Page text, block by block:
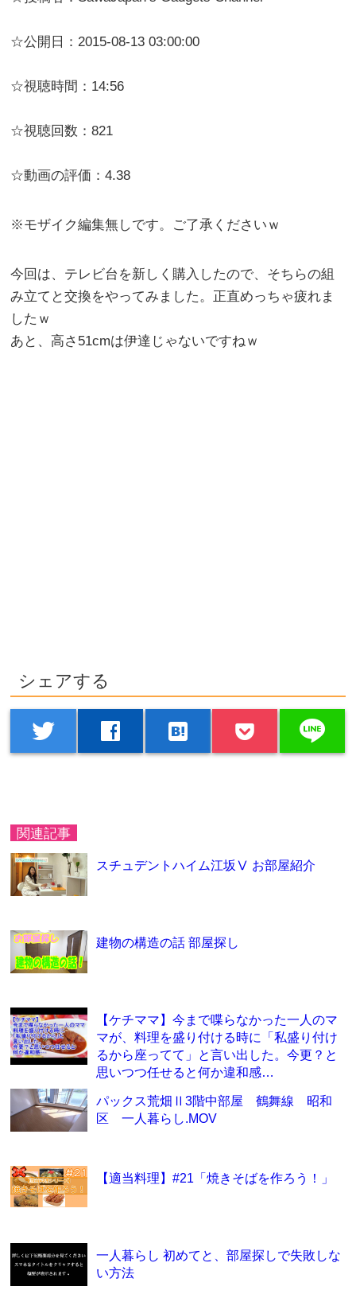
☆公開日：2015-08-13 03:00:00
☆視聴時間：14:56
☆視聴回数：821
☆動画の評価：4.38
※モザイク編集無しです。ご了承くださいｗ
今回は、テレビ台を新しく購入したので、そちらの組
み立てと交換をやってみました。正直めっちゃ疲れま
したｗ
あと、高さ51cmは伊達じゃないですねｗ
シェアする
twitter facebook hatenabookmark line
関連記事
スチュデントハイム江坂Ⅴ お部屋紹介
建物の構造の話 部屋探し
【ケチママ】今まで喋らなかった一人のマ
マが、料理を盛り付ける時に「私盛り付け
るから座ってて」と言い出した。今更？と
思いつつ任せると何か違和感…
パックス荒畑Ⅱ3階中部屋 鶴舞線 昭和
区 一人暮らし.MOV
【適当料理】#21「焼きそばを作ろう！」
一人暮らし 初めてと、部屋探しで失敗しな
い方法